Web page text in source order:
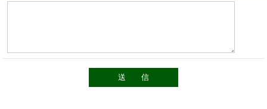
お電話でお問合せ下さい。